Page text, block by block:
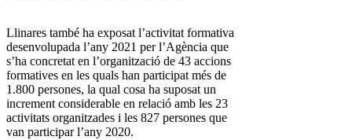
Llinares també ha exposat l’activitat formativa
desenvolupada l’any 2021 per l’Agència que
s’ha concretat en l’organització de 43 accions
formatives en les quals han participat més de
1.800 persones, la qual cosa ha suposat un
increment considerable en relació amb les 23
activitats organitzades i les 827 persones que
van participar l’any 2020.